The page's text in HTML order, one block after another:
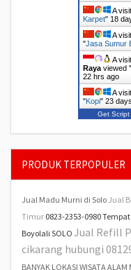
A
Karpet" 18
A
"Jasa Sumur
A
Rayaviewed "
22 hrs ago
A
"Kopi" 23
Get Script
PRODUK TERPOPULER
Jual Madu Murni di Solo Jual
Timur 0823-2353-0980
Boyolali SOLO Jual Refill
cikarang hubungi
BANYAK LOKASI WISATA ALAM